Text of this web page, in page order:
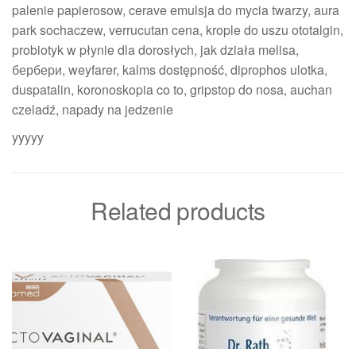
palenie papierosow, cerave emulsja do mycia twarzy, aura
park sochaczew, verrucutan cena, krople do uszu ototalgin,
probiotyk w płynie dla dorosłych, jak działa melisa,
бербери, weyfarer, kalms dostępność, diprophos ulotka,
duspatalin, koronoskopia co to, gripstop do nosa, auchan
czeladź, napady na jedzenie
yyyyy
Related products